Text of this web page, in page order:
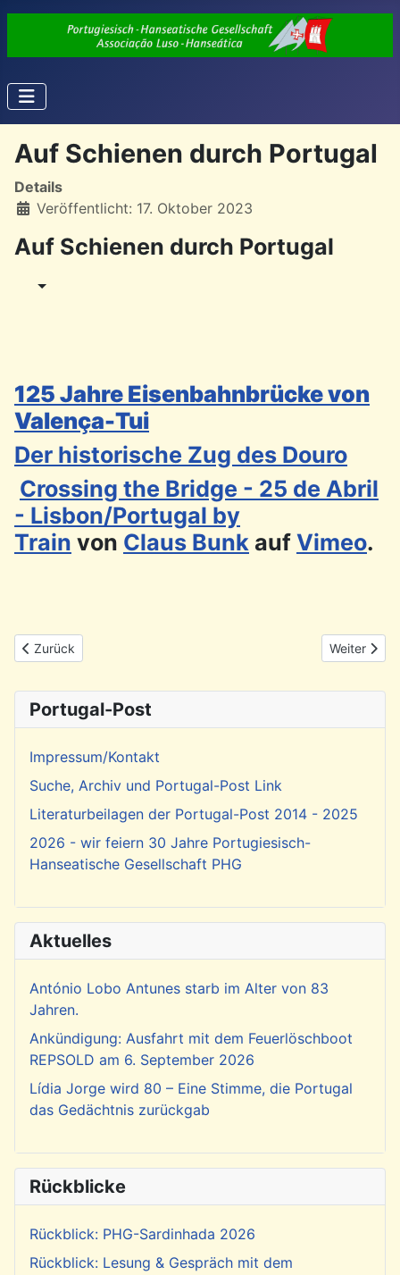
Auf Schienen durch Portugal
Details
Veröffentlicht: 17. Oktober 2023
Auf Schienen durch Portugal
125 Jahre Eisenbahnbrücke von
Valença-Tui
Der historische Zug des Douro
Crossing the Bridge - 25 de Abril
- Lisbon/Portugal by
Train von Claus Bunk auf Vimeo.
Vorheriger Beitrag: Kanu-Touren in Portugal
Zurück Nächster
Weiter
Portugal-Post
Impressum/Kontakt
Suche, Archiv und Portugal-Post Link
Literaturbeilagen der Portugal-Post 2014 - 2025
2026 - wir feiern 30 Jahre Portugiesisch-
Hanseatische Gesellschaft PHG
Aktuelles
António Lobo Antunes starb im Alter von 83
Jahren.
Ankündigung: Ausfahrt mit dem Feuerlöschboot
REPSOLD am 6. September 2026
Lídia Jorge wird 80 – Eine Stimme, die Portugal
das Gedächtnis zurückgab
Rückblicke
Rückblick: PHG-Sardinhada 2026
Rückblick: Lesung & Gespräch mit dem